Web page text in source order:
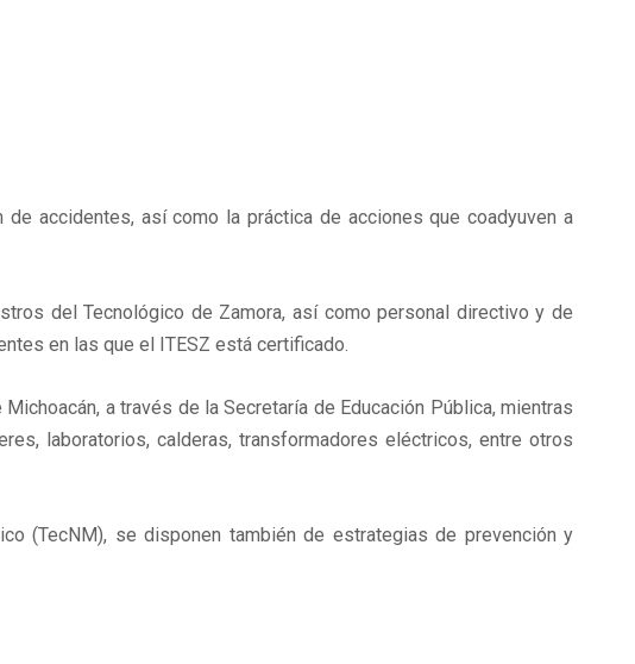
accidentes, así como la práctica de acciones que coadyuven a
del Tecnológico de Zamora, así como personal directivo y de
en las que el ITESZ está certificado.
a través de la Secretaría de Educación Pública, mientras
laboratorios, calderas, transformadores eléctricos, entre otros
(TecNM), se disponen también de estrategias de prevención y